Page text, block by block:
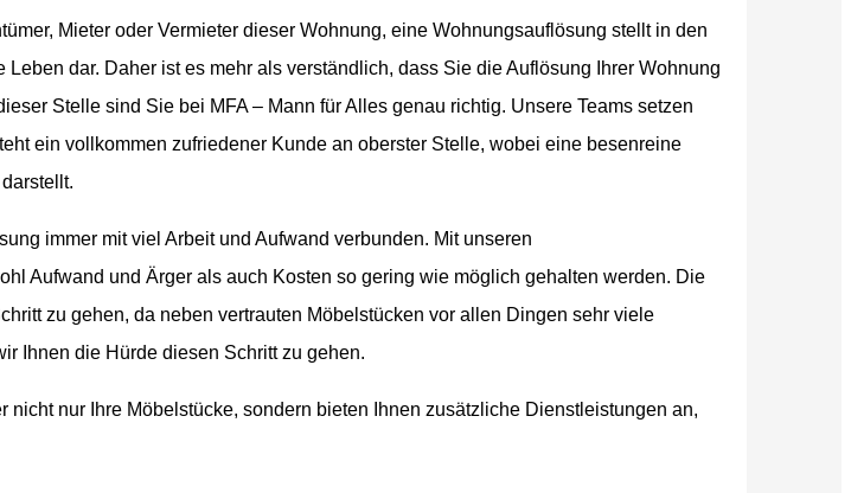
Mieter oder Vermieter dieser Wohnung, eine Wohnungsauflösung stellt in den
dar. Daher ist es mehr als verständlich, dass Sie die Auflösung Ihrer Wohnung
Stelle sind Sie bei MFA – Mann für Alles genau richtig. Unsere Teams setzen
ein vollkommen zufriedener Kunde an oberster Stelle, wobei eine besenreine
immer mit viel Arbeit und Aufwand verbunden. Mit unseren
Aufwand und Ärger als auch Kosten so gering wie möglich gehalten werden. Die
zu gehen, da neben vertrauten Möbelstücken vor allen Dingen sehr viele
Ihnen die Hürde diesen Schritt zu gehen.
nur Ihre Möbelstücke, sondern bieten Ihnen zusätzliche Dienstleistungen an,